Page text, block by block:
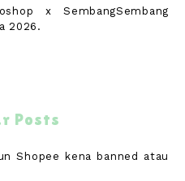
x SembangSembang
2026.
Posts
Shopee kena banned atau